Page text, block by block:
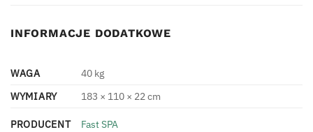
INFORMACJE DODATKOWE
WAGA
40 kg
WYMIARY
183 × 110 × 22 cm
PRODUCENT Fast SPA